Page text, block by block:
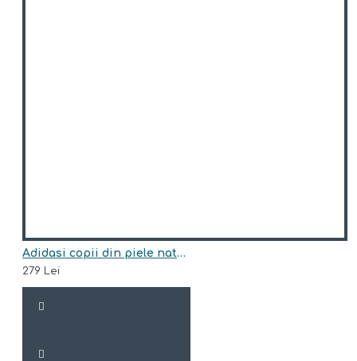
Adidasi copii din piele naturala model ALVIN
279 Lei